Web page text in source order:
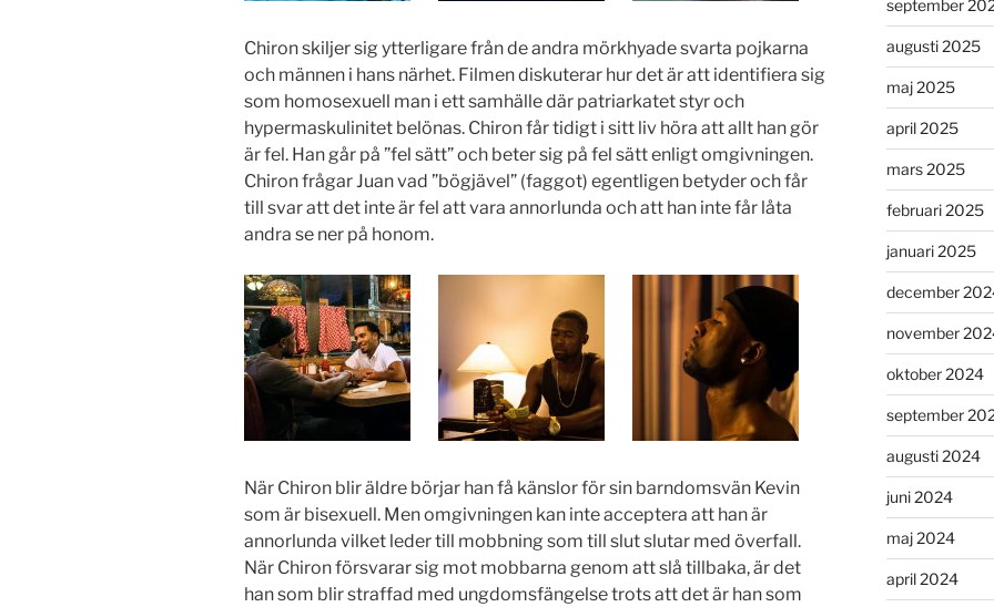
Chiron skiljer sig ytterligare från de andra mörkhyade svarta pojkarna
och männen i hans närhet. Filmen diskuterar hur det är att identifiera sig
som homosexuell man i ett samhälle där patriarkatet styr och
hypermaskulinitet belönas. Chiron får tidigt i sitt liv höra att allt han gör
är fel. Han går på ”fel sätt” och beter sig på fel sätt enligt omgivningen.
Chiron frågar Juan vad ”bögjävel” (faggot) egentligen betyder och får
till svar att det inte är fel att vara annorlunda och att han inte får låta
andra se ner på honom.
När Chiron blir äldre börjar han få känslor för sin barndomsvän Kevin
som är bisexuell. Men omgivningen kan inte acceptera att han är
annorlunda vilket leder till mobbning som till slut slutar med överfall.
När Chiron försvarar sig mot mobbarna genom att slå tillbaka, är det
han som blir straffad med ungdomsfängelse trots att det är han som
september
augusti 2025
maj 2025
april 2025
mars 2025
februari 2025
januari 2025
december
november
oktober 2024
september
augusti 2024
juni 2024
maj 2024
april 2024